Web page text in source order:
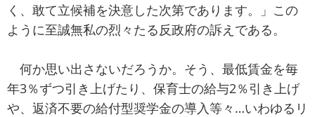
く、敢て立候補を決意した次第であります。」この
ように至誠無私の烈々たる反政府の訴えである。
何か思い出さないだろうか。そう、最低賃金を毎
年3％ずつ引き上げたり、保育士の給与2％引き上げ
や、返済不要の給付型奨学金の導入等々…いわゆるリ